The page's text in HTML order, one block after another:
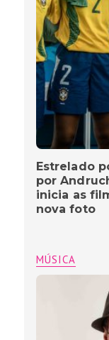
Estrelado
por
inicia as
nova foto
MÚSICA